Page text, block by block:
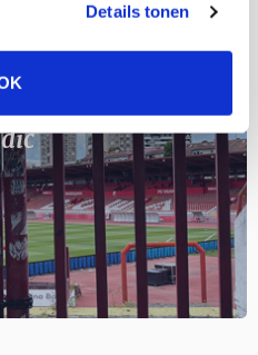
Details tonen